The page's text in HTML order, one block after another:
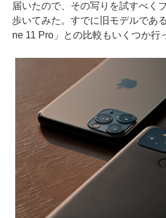
届いたので、その写りを試すべく
歩いてみた。すでに旧モデルであ
ne 11 Pro」との比較もいくつか行